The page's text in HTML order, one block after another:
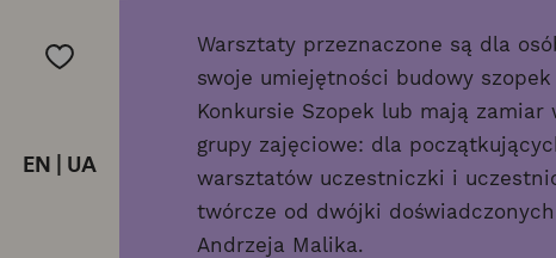
EN UA
Warsztaty przeznaczone są dla
swoje umiejętności budowy
Konkursie Szopek lub mają
grupy zajęciowe: dla
warsztatów uczestniczki i
twórcze od dwójki
Andrzeja Malika.